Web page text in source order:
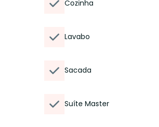
Cozinha
Lavabo
Sacada
Suíte Master